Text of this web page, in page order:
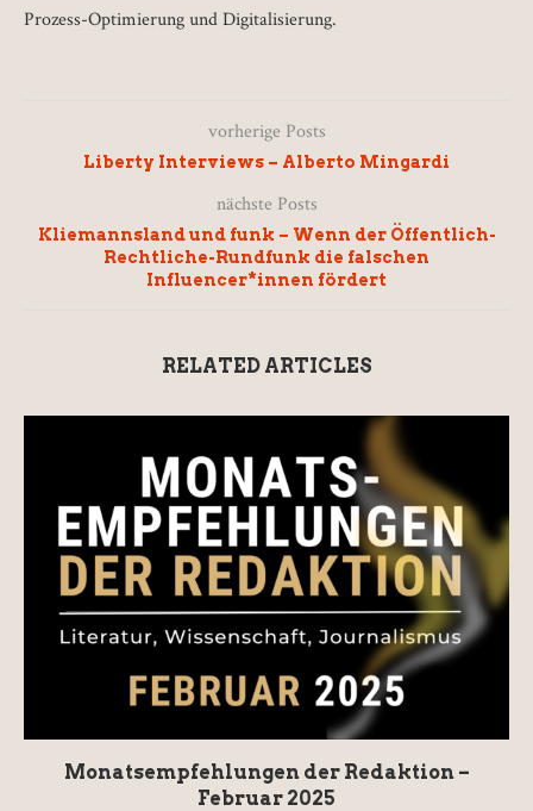
Prozess-Optimierung und Digitalisierung.
vorherige Posts
Liberty Interviews – Alberto Mingardi
nächste Posts
Kliemannsland und funk – Wenn der Öffentlich-
Rechtliche-Rundfunk die falschen
Influencer*innen fördert
RELATED ARTICLES
Monatsempfehlungen der Redaktion –
Februar 2025